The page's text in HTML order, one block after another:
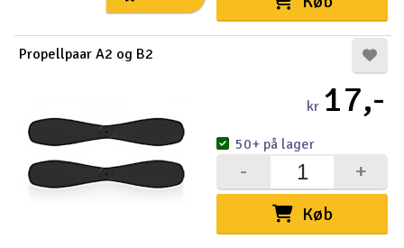
Propellpaar A2 og B2
kr 17,-
Køb
+
-
50+ på lager